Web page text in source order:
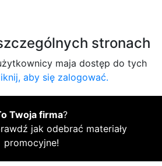
stronach
maja dostęp do tych
aby się zalogować.
Twoja firma?
jak odebrać materiały
promocyjne!